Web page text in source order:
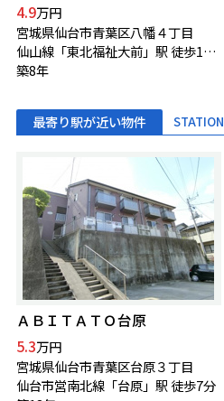
4.9万円
宮城県仙台市青葉区八幡４丁目
仙山線「東北福祉大前」駅 徒歩13分
築8年
最寄り駅が近い物件 STATION
ＡＢＩＴＡＴＯ台原
5.3万円
宮城県仙台市青葉区台原３丁目
仙台市営南北線「台原」駅 徒歩7分